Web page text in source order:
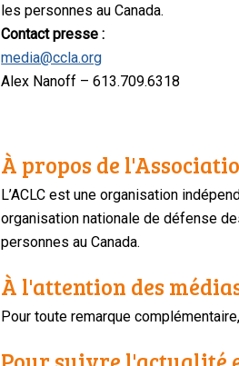
les personnes au Canada.
Contact presse :
media@ccla.org
Alex Nanoff – 613.709.6318
À propos de
L’ACLC est une organisation
organisation nationale de défense
personnes au Canada.
À l'attention des
Pour toute remarque